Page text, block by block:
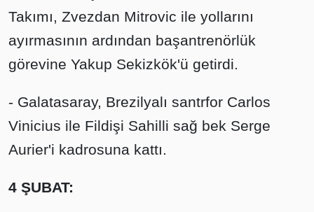
Takımı, Zvezdan Mitrovic ile yollarını
ayırmasının ardından başantrenörlük
görevine Yakup Sekizkök'ü getirdi.
- Galatasaray, Brezilyalı santrfor Carlos
Vinicius ile Fildişi Sahilli sağ bek Serge
Aurier'i kadrosuna kattı.
4 ŞUBAT: